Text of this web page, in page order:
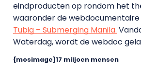
eindproducten op rondom het
waaronder de webdocumentaire
Tubig – Submerging Manila.
Waterdag, wordt de webdoc
{mosimage}17 miljoen mensen